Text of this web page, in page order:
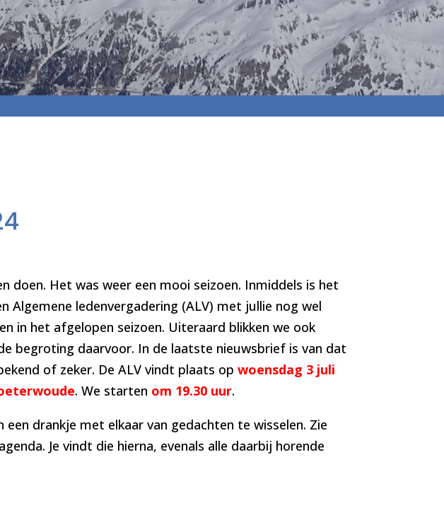
doen. Het was weer een mooi seizoen. Inmiddels is het
Algemene ledenvergadering (ALV) met jullie nog wel
in het afgelopen seizoen. Uiteraard blikken we ook
begroting daarvoor. In de laatste nieuwsbrief is van dat
of zeker. De ALV vindt plaats op woensdag 3 juli
. We starten om 19.30 uur.
drankje met elkaar van gedachten te wisselen. Zie
Je vindt die hierna, evenals alle daarbij horende